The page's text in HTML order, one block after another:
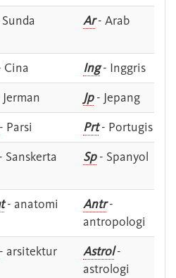
Ar- Arab
Ing- Inggris
Jp- Jepang
Parsi Prt- Portugis
Sanskerta Sp- Spanyol
- anatomi Antr-
antropologi
arsitektur Astrol-
astrologi